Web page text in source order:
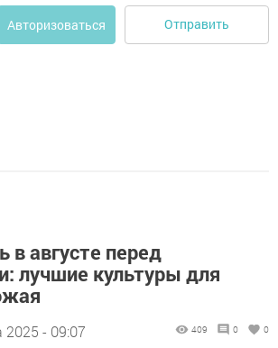
Авторизоваться Отправить
в августе перед
лучшие культуры для
2025 - 09:07 409 0 0